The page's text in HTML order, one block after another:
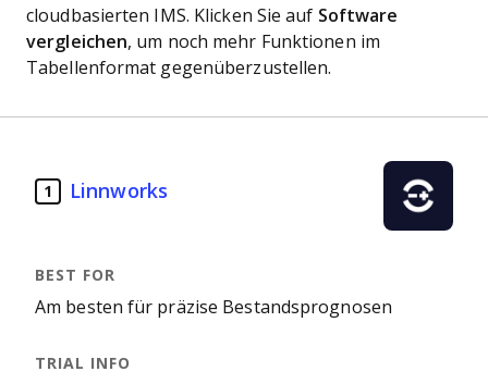
cloudbasierten IMS. Klicken Sie auf Software
vergleichen, um noch mehr Funktionen im
Tabellenformat gegenüberzustellen.
1 Linnworks
Am besten für präzise Bestandsprognosen